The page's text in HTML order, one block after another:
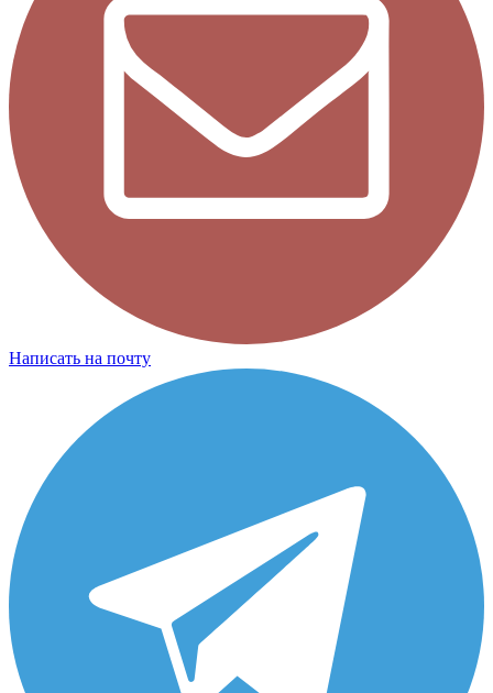
Написать на почту